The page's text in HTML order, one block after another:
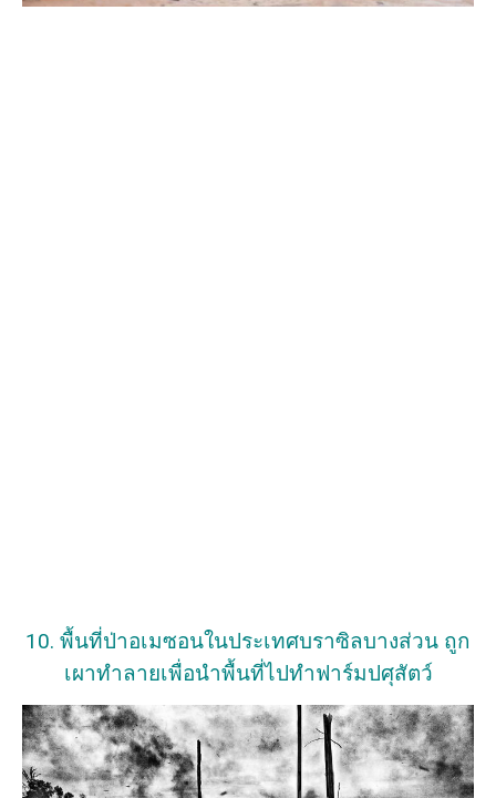
10. พื้นที่ป่าอเมซอนในประเทศบราซิลบางส่วน ถูก
เผาทำลายเพื่อนำพื้นที่ไปทำฟาร์มปศุสัตว์